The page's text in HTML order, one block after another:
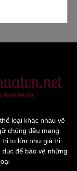
loại khác nhau vẽ
chúng đều mang
trị to lớn như giá trị
để bảo vệ những